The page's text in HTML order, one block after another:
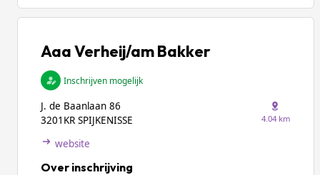
Aaa Verheij/am Bakker
Inschrijven mogelijk
J. de Baanlaan 86
3201KR SPIJKENISSE
4.04 km
website
Over inschrijving